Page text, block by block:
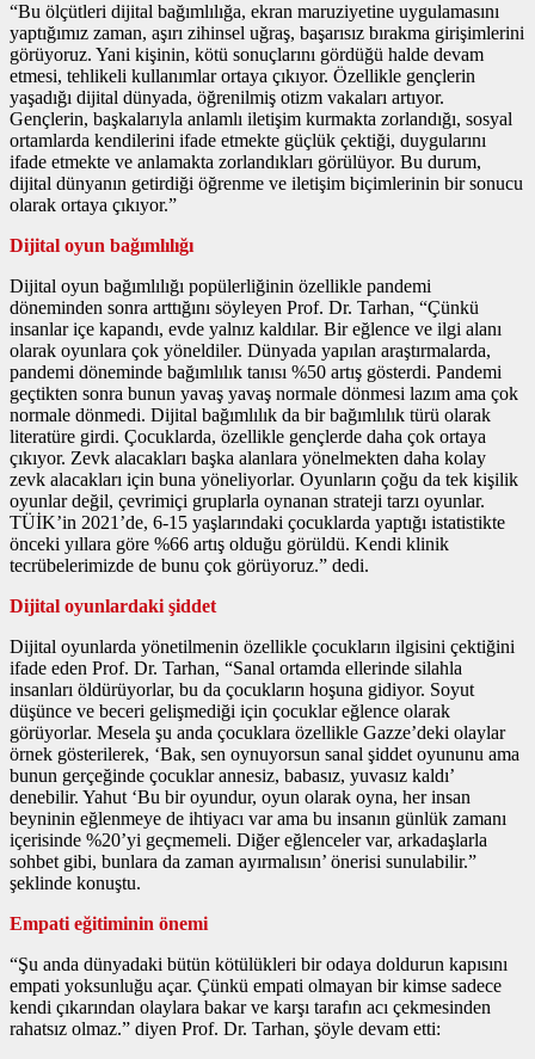
“Bu ölçütleri dijital bağımlılığa, ekran maruziyetine uygulamasını
yaptığımız zaman, aşırı zihinsel uğraş, başarısız bırakma girişimlerini
görüyoruz. Yani kişinin, kötü sonuçlarını gördüğü halde devam
etmesi, tehlikeli kullanımlar ortaya çıkıyor. Özellikle gençlerin
yaşadığı dijital dünyada, öğrenilmiş otizm vakaları artıyor.
Gençlerin, başkalarıyla anlamlı iletişim kurmakta zorlandığı, sosyal
ortamlarda kendilerini ifade etmekte güçlük çektiği, duygularını
ifade etmekte ve anlamakta zorlandıkları görülüyor. Bu durum,
dijital dünyanın getirdiği öğrenme ve iletişim biçimlerinin bir sonucu
olarak ortaya çıkıyor.”
Dijital oyun bağımlılığı
Dijital oyun bağımlılığı popülerliğinin özellikle pandemi
döneminden sonra arttığını söyleyen Prof. Dr. Tarhan, “Çünkü
insanlar içe kapandı, evde yalnız kaldılar. Bir eğlence ve ilgi alanı
olarak oyunlara çok yöneldiler. Dünyada yapılan araştırmalarda,
pandemi döneminde bağımlılık tanısı %50 artış gösterdi. Pandemi
geçtikten sonra bunun yavaş yavaş normale dönmesi lazım ama çok
normale dönmedi. Dijital bağımlılık da bir bağımlılık türü olarak
literatüre girdi. Çocuklarda, özellikle gençlerde daha çok ortaya
çıkıyor. Zevk alacakları başka alanlara yönelmekten daha kolay
zevk alacakları için buna yöneliyorlar. Oyunların çoğu da tek kişilik
oyunlar değil, çevrimiçi gruplarla oynanan strateji tarzı oyunlar.
TÜİK’in 2021’de, 6-15 yaşlarındaki çocuklarda yaptığı istatistikte
önceki yıllara göre %66 artış olduğu görüldü. Kendi klinik
tecrübelerimizde de bunu çok görüyoruz.” dedi.
Dijital oyunlardaki şiddet
Dijital oyunlarda yönetilmenin özellikle çocukların ilgisini çektiğini
ifade eden Prof. Dr. Tarhan, “Sanal ortamda ellerinde silahla
insanları öldürüyorlar, bu da çocukların hoşuna gidiyor. Soyut
düşünce ve beceri gelişmediği için çocuklar eğlence olarak
görüyorlar. Mesela şu anda çocuklara özellikle Gazze’deki olaylar
örnek gösterilerek, ‘Bak, sen oynuyorsun sanal şiddet oyununu ama
bunun gerçeğinde çocuklar annesiz, babasız, yuvasız kaldı’
denebilir. Yahut ‘Bu bir oyundur, oyun olarak oyna, her insan
beyninin eğlenmeye de ihtiyacı var ama bu insanın günlük zamanı
içerisinde %20’yi geçmemeli. Diğer eğlenceler var, arkadaşlarla
sohbet gibi, bunlara da zaman ayırmalısın’ önerisi sunulabilir.”
şeklinde konuştu.
Empati eğitiminin önemi
“Şu anda dünyadaki bütün kötülükleri bir odaya doldurun kapısını
empati yoksunluğu açar. Çünkü empati olmayan bir kimse sadece
kendi çıkarından olaylara bakar ve karşı tarafın acı çekmesinden
rahatsız olmaz.” diyen Prof. Dr. Tarhan, şöyle devam etti: